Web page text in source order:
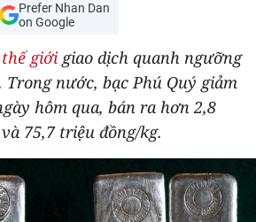
Prefer Nhan Dan
on Google
giới giao dịch quanh ngưỡng
Trong nước, bạc Phú Quý giảm
hôm qua, bán ra hơn 2,8
75,7 triệu đồng/kg.